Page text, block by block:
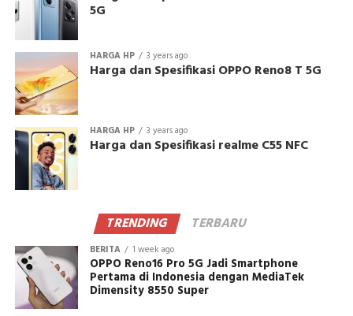
5G
HARGA HP 3 years ago
Harga dan Spesifikasi OPPO Reno8 T 5G
HARGA HP 3 years ago
Harga dan Spesifikasi realme C55 NFC
TRENDING TERBARU
BERITA 1 week ago
OPPO Reno16 Pro 5G Jadi Smartphone
Pertama di Indonesia dengan MediaTek
Dimensity 8550 Super